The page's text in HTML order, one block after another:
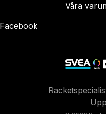
Facebook
Våra